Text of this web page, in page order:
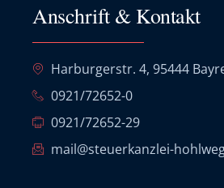
Anschrift & Kontakt
Harburgerstr. 4, 95444
0921/72652-0
0921/72652-29
mail@steuerkanzlei-